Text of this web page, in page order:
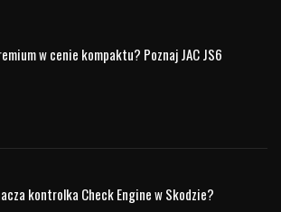
w cenie kompaktu? Poznaj JAC JS6
kontrolka Check Engine w Skodzie?